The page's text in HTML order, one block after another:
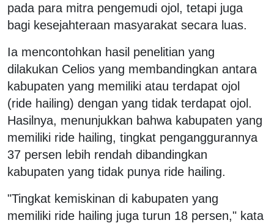
pada para mitra pengemudi ojol, tetapi juga
bagi kesejahteraan masyarakat secara luas.
Ia mencontohkan hasil penelitian yang
dilakukan Celios yang membandingkan antara
kabupaten yang memiliki atau terdapat ojol
(ride hailing) dengan yang tidak terdapat ojol.
Hasilnya, menunjukkan bahwa kabupaten yang
memiliki ride hailing, tingkat penganggurannya
37 persen lebih rendah dibandingkan
kabupaten yang tidak punya ride hailing.
"Tingkat kemiskinan di kabupaten yang
memiliki ride hailing juga turun 18 persen," kata